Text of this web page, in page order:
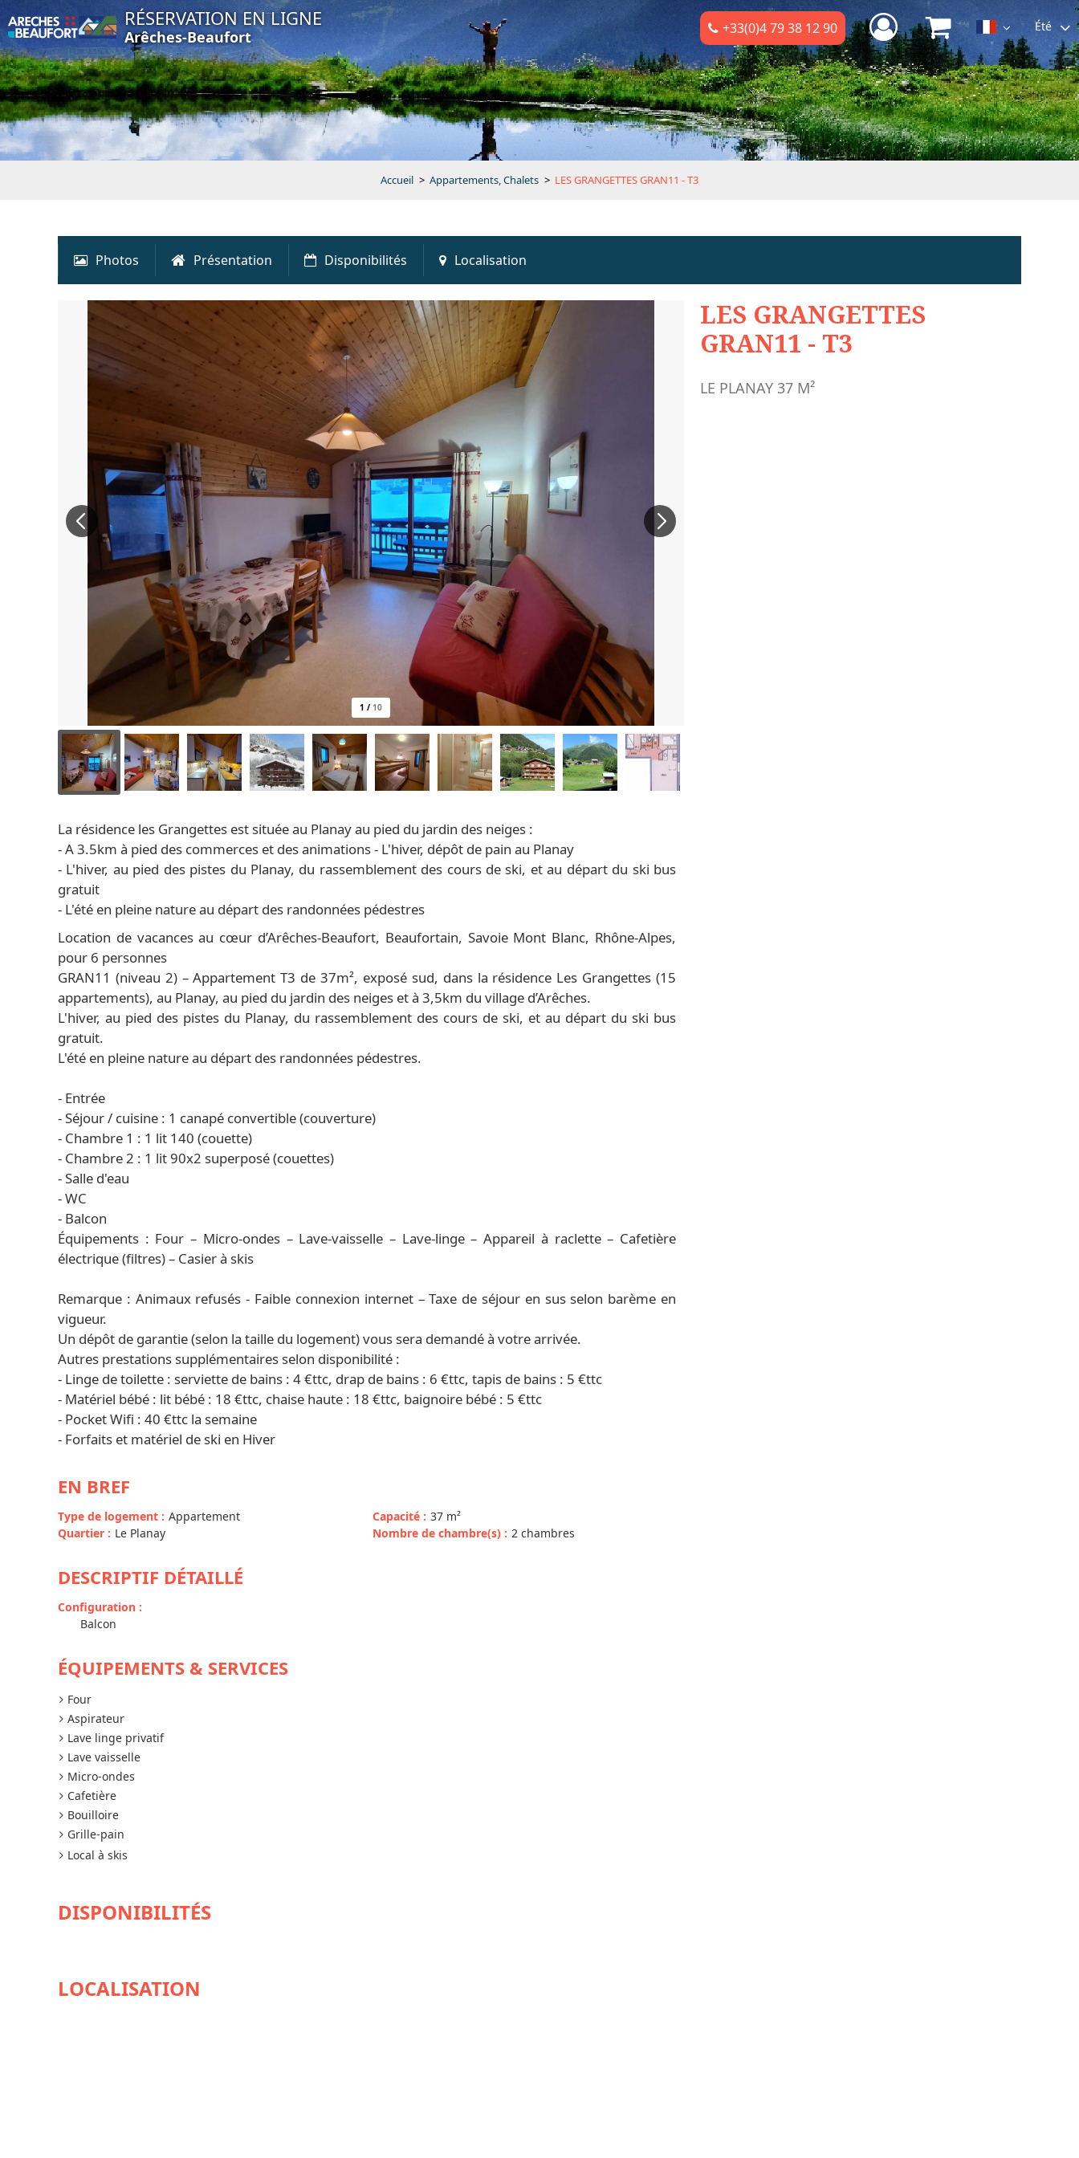
RÉSERVATION EN LIGNE
Arêches-Beaufort +33(0)4 79 38 12 90 Été
Accueil > Appartements, Chalets > LES GRANGETTES GRAN11 - T3
Photos Présentation Disponibilités Localisation
1 / 10
LES GRANGETTES
GRAN11 - T3
LE PLANAY 37 M²
La résidence les Grangettes est située au Planay au pied du jardin des neiges :
- A 3.5km à pied des commerces et des animations - L'hiver, dépôt de pain au Planay
- L'hiver, au pied des pistes du Planay, du rassemblement des cours de ski, et au départ du ski bus
gratuit
- L'été en pleine nature au départ des randonnées pédestres
Location de vacances au cœur d’Arêches-Beaufort, Beaufortain, Savoie Mont Blanc, Rhône-Alpes,
pour 6 personnes
GRAN11 (niveau 2) – Appartement T3 de 37m², exposé sud, dans la résidence Les Grangettes (15
appartements), au Planay, au pied du jardin des neiges et à 3,5km du village d’Arêches.
L'hiver, au pied des pistes du Planay, du rassemblement des cours de ski, et au départ du ski bus
gratuit.
L'été en pleine nature au départ des randonnées pédestres.
- Entrée
- Séjour / cuisine : 1 canapé convertible (couverture)
- Chambre 1 : 1 lit 140 (couette)
- Chambre 2 : 1 lit 90x2 superposé (couettes)
- Salle d'eau
- WC
- Balcon
Équipements : Four – Micro-ondes – Lave-vaisselle – Lave-linge – Appareil à raclette – Cafetière
électrique (filtres) – Casier à skis
Remarque : Animaux refusés - Faible connexion internet – Taxe de séjour en sus selon barème en
vigueur.
Un dépôt de garantie (selon la taille du logement) vous sera demandé à votre arrivée.
Autres prestations supplémentaires selon disponibilité :
- Linge de toilette : serviette de bains : 4 €ttc, drap de bains : 6 €ttc, tapis de bains : 5 €ttc
- Matériel bébé : lit bébé : 18 €ttc, chaise haute : 18 €ttc, baignoire bébé : 5 €ttc
- Pocket Wifi : 40 €ttc la semaine
- Forfaits et matériel de ski en Hiver
EN BREF
Type de logement : Appartement
Quartier : Le Planay
Capacité : 37 m²
Nombre de chambre(s) : 2 chambres
DESCRIPTIF DÉTAILLÉ
Configuration :
Balcon
ÉQUIPEMENTS & SERVICES
Four
Aspirateur
Lave linge privatif
Lave vaisselle
Micro-ondes
Cafetière
Bouilloire
Grille-pain
Local à skis
DISPONIBILITÉS